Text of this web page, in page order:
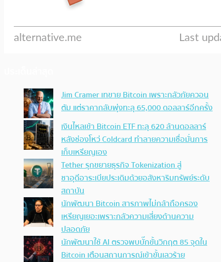
Jim Cramer เทขาย Bitcoin เพราะกลัวภัยควอน
ตัม แต่ราคากลับพุ่งทะลุ 65,000 ดอลลาร์อีกครั้ง
เงินไหลเข้า Bitcoin ETF ทะลุ 620 ล้านดอลลาร์
หลังช่องโหว่ Coldcard ทำลายความเชื่อมั่นการ
เก็บเหรียญเอง
Tether รุกขยายธุรกิจ Tokenization สู่
ซาอุดีอาระเบียประเดิมด้วยอสังหาริมทรัพย์ระดับ
สถาบัน
นักพัฒนา Bitcoin สารภาพไม่กล้าถือครอง
เหรียญเยอะเพราะกลัวความเสี่ยงด้านความ
ปลอดภัย
นักพัฒนาใช้ AI ตรวจพบบั๊กขั้นวิกฤต 85 จุดใน
Bitcoin เตือนสถานการณ์เข้าขั้นเลวร้าย